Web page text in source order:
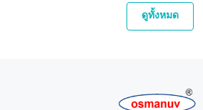
สารประกอบเหล่านี้จะถูกทำให้บริส...
ดูทั้งหมด